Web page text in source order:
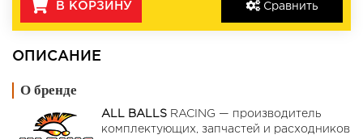
Сравнить
В КОРЗИНУ
ОПИСАНИЕ
О бренде
ALL BALLS RACING — производитель
комплектующих, запчастей и расходников